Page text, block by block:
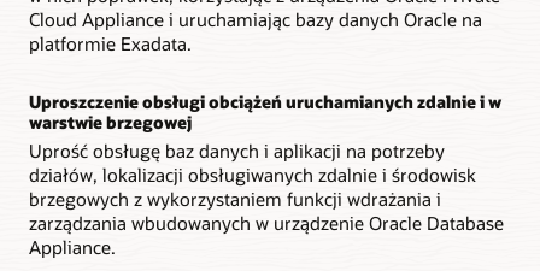
Cloud Appliance i uruchamiając bazy danych Oracle na
platformie Exadata.
Uproszczenie obsługi obciążeń uruchamianych zdalnie i w
warstwie brzegowej
Uprość obsługę baz danych i aplikacji na potrzeby
działów, lokalizacji obsługiwanych zdalnie i środowisk
brzegowych z wykorzystaniem funkcji wdrażania i
zarządzania wbudowanych w urządzenie Oracle Database
Appliance.